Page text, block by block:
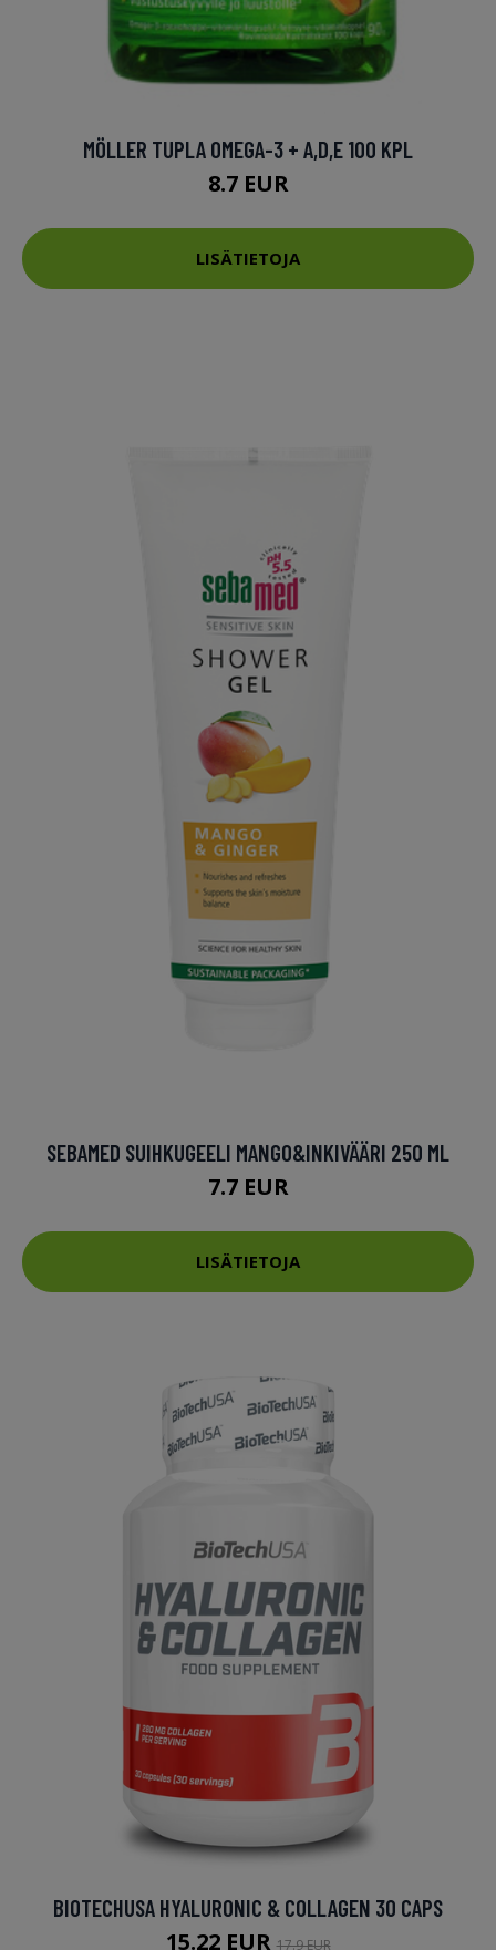
MÖLLER TUPLA OMEGA-3 + A,D,E 100 KPL
8.7 EUR
LISÄTIETOJA
SEBAMED SUIHKUGEELI MANGO&INKIVÄÄRI 250 ML
7.7 EUR
LISÄTIETOJA
BIOTECHUSA HYALURONIC & COLLAGEN 30 CAPS
15.22 EUR17.9 EUR